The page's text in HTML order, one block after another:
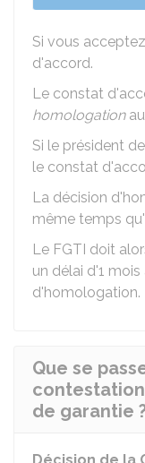
Si vous
d'accord.
Le constat
homologationau
Si le président
le constat
La décision
même temps
Le FGTI doit
un délai d'1
d'homologation.
Que se
de garantie